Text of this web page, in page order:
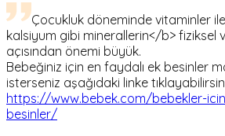
Çocukluk döneminde vitaminler
kalsiyum gibi minerallerin</b> fiziksel
açısından önemi büyük.
Bebeğiniz için en faydalı ek besinler
isterseniz aşağıdaki linke
https://www.bebek.com/bebekler-
besinler/